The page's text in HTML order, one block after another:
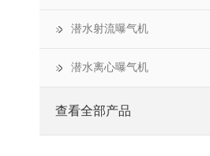
潜水射流曝气机
潜水离心曝气机
查看全部产品